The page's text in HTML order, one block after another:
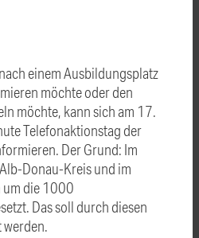
einem Ausbildungsplatz
möchte oder den
möchte, kann sich am 17.
Telefonaktionstag der
Der Grund: Im
Donau-Kreis und im
um die 1000
Das soll durch diesen